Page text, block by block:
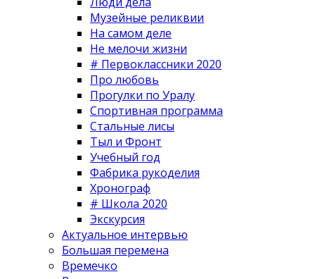
Музейные реликвии
На самом деле
Не мелочи жизни
# Первоклассники 2020
Про любовь
Прогулки по Уралу
Спортивная программа
Стальные лисы
Тыл и Фронт
Учебный год
Фабрика рукоделия
Хронограф
# Школа 2020
Экскурсия
Актуальное интервью
Большая перемена
Времечко